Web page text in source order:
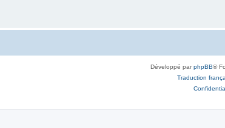
Développé parphpBB®
Traduction